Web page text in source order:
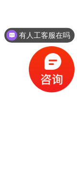
有人工客服在吗